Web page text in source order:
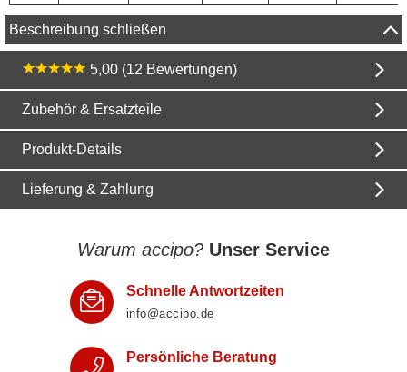
Beschreibung schließen
5,00 (12 Bewertungen)
Zubehör & Ersatzteile
Produkt-Details
Lieferung & Zahlung
Warum accipo? Unser Service
Schnelle Antwortzeiten
info@accipo.de
Persönliche Beratung